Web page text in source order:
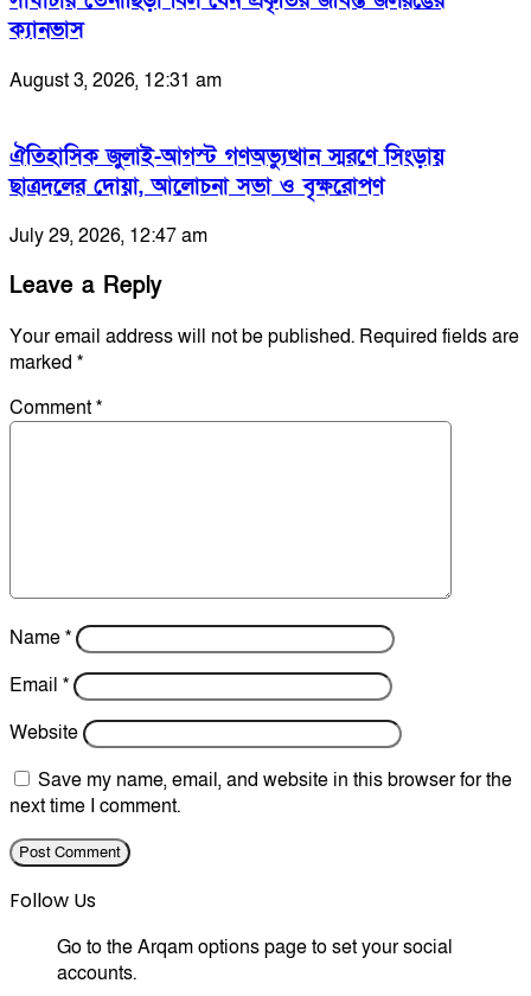
ক্যানভাস
August 3, 2026, 12:31 am
ঐতিহাসিক জুলাই-আগস্ট গণঅভ্যুত্থান স্মরণে সিংড়ায়
ছাত্রদলের দোয়া, আলোচনা সভা ও বৃক্ষরোপণ
July 29, 2026, 12:47 am
Leave a Reply
Your email address will not be published. Required fields are
marked *
Comment*
Name*
Email *
Website
Save my name, email, and website in this browser for the
next time I comment.
Follow Us
Go to the Arqam options page to set your social
accounts.